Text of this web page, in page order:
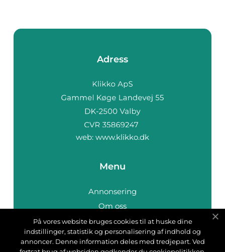
Adress
web: www.klikko.dk
Menu
Annonsering
Om oss
Cookies
Kontakta oss
Sitemap
På vores website bruges cookies til at huske dine
indstillinger, statistik og personalisering af indhold og
annoncer. Denne information deles med tredjepart. Ved